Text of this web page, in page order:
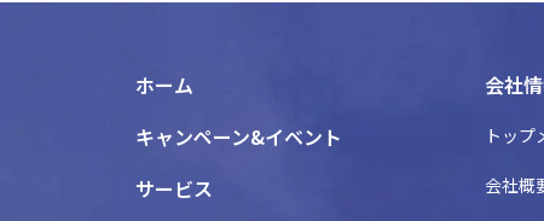
ホーム
キャンペーン&イベント
サービス
会社
トップ
会社概